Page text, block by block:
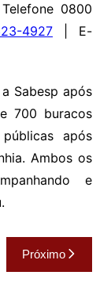
Telefone 0800
4927 | E-
Sabesp após
700 buracos
após
Ambos os
e
Próximo